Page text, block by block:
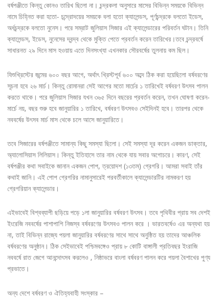
বর্ষপঞ্জীতে কিন্তু কোনও তারিখ ছিলো না। চন্দ্রকলা অনুসারে মাসের বিভিন্ন সময়কে বিভিন্ন
নামে চিহ্নিত করা হতো- চন্দ্রোদয়ের সময়কে বলা হতো ক্যালেন্ডস, পূর্ণচন্দ্রকে বলতো ইডেস,
অর্ধচন্দ্রকে বলতো নুনেস। পরে সম্রাট জুলিয়াস সিজার এই ক্যালেন্ডারের পরিবর্তন ঘটান। তিনি
ক্যালেন্ডস, ইডেস, নুনেসের দ্বন্দ্ব থেকে মুক্তি পেতে প্রবর্তন করেন তারিখের।তবে চন্দ্রবর্ষে
সাধারনত ২৯ দিনে মাস হওয়ায় এতে দিনসংখ্যা এখনকার সৌরবর্ষের তুলনায় কম ছিল।
যিশুখ্রিস্টের জন্মের ৬০০ বছর আগে, অর্থাৎ খ্রিস্টপূর্ব ৬০০ অব্দে ঠিক করা হয়েছিলো বর্ষবরণের
সূচনা হবে ২৬ মার্চ। কিন্তু রোমানরা সেই আগের মতো মার্চের ১ তারিখেই বর্ষবরণ উৎসব পালন
করতে থাকে। পরে জুলিয়াস সিজার যখন ৩৬৫ দিনে বছরের প্রবর্তন করেন, তখন ঘোষণা করেন-
মার্চে নয়, বছর শুরু হবে জানুয়ারির ১ তারিখে, বর্ষবরণ উৎসবও সেইদিনই হবে। তারপর থেকে
নববর্ষের উৎসব মার্চ মাস থেকে চলে আসে জানুয়ারিতে।
তবে সিজারের বর্ষপঞ্জীতে সামান্য কিছু সমস্যা ছিলো। সেই সমস্যা দূর করেন একজন ডাক্তার,
অ্যালোসিয়াস লিলিয়াস। কিন্তু ইতিহাসে তার নাম থেকে যায় সবার অগোচরে। কারণ, সেই
বর্ষপঞ্জীর কথা সবাইকে জানান একজন পোপ, ত্রয়োদশ (১৩তম) গ্রেগরি। আমরা সবাই তাঁর
কথাই জানি। এই পোপ গ্রেগরির নামানুসারেই পরবর্তীকালে ক্যালেন্ডারটির নামকরণ হয়
গ্রেগরিয়ান ক্যালেন্ডার।
এইভাবেই বিশ্বব্যাপী ছড়িয়ে পড়ে ১লা জানুয়ারির বর্ষবরণ উৎসব। তবে পৃথিবীর প্রায় সব দেশই
ইংরেজি নববর্ষের পাশাপাশি নিজস্ব বর্ষবরণের উৎসবও পালন করে । ভারতবর্ষেও এর অন্যথা হয়
না, তাই বিভিন্ন রাজ্যে পয়লা জানুয়ারির বর্ষবরণের সাথে সাথে অনুষ্ঠিত হয় তাদের আঞ্চলিক
বর্ষবরণের অনুষ্ঠান। ঠিক সেইভাবেই পশ্চিমবঙ্গেও প্রায় ৮ কোটি বাঙ্গালী প্রতিবছর ইংরাজি
নববর্ষে রাত জেগে আনন্দোৎসব করলেও , নিষ্ঠাভরে বাংলা বর্ষবরণ পালন করে পয়লা বৈশাখের পুণ্য
প্রভাতে।
অন্য দেশে বর্ষবরণ ও ঐতিহ্যবাহী সংস্কার –